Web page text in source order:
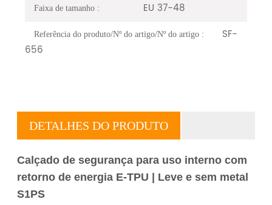
Faixa de tamanho : EU 37-48
Referência do produto/Nº do artigo/Nº do artigo :
SF-
656
DETALHES DO PRODUTO
Calçado de segurança para uso interno com
retorno de energia E-TPU | Leve e sem metal
S1PS